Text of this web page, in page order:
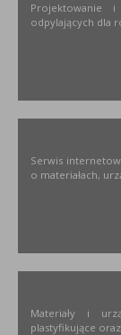
Projektowanie
odpylających dla
Serwis
o materiałach,
Materiały i
plastyfikujące